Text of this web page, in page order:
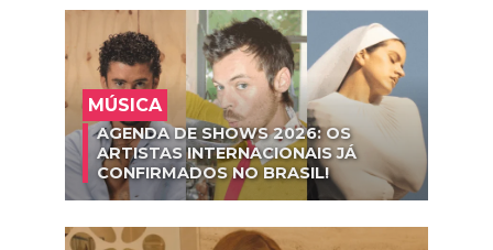
MÚSICA
AGENDA DE SHOWS 2026: OS
ARTISTAS INTERNACIONAIS JÁ
CONFIRMADOS NO BRASIL!